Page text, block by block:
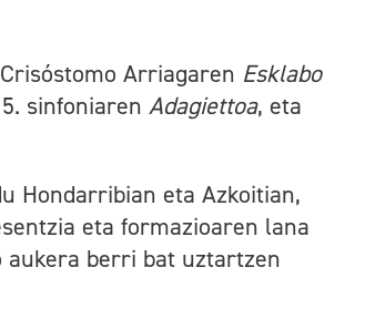
Arriagaren Esklabo
sinfoniaren Adagiettoa, eta
Hondarribian eta Azkoitian,
eta formazioaren lana
berri bat uztartzen